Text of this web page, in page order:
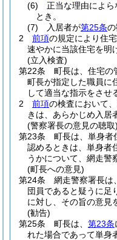
(6)
正当な理由によ
とき。
(7)
入居者が第25条の
2
前項の規定により住
速やかに当該住宅を明
(立入検査)
第22条
町長は、住宅の
町長が指定した職員に
して適当な指示をさせ
2
前項の検査において
きは、あらかじめ入居
(警察署長の意見の聴取)
第23条
町長は、単身者
認めるときは、単身者
うかについて、網走警
(町長への意見)
第24条
網走警察署長は
団員であると疑うに足
に対し、その旨の意見
(勧告)
第25条
町長は、 第23条
れた場合であって単身